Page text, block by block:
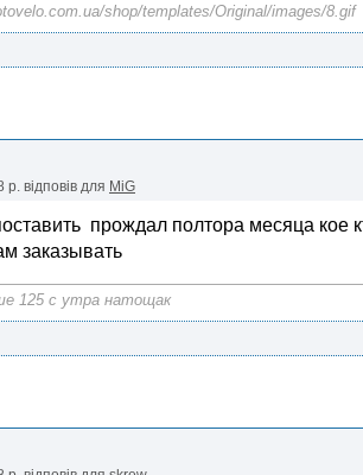
shop/templates/Original/images/8.gif
р. відповів для MiG
прождал полтора месяца кое
заказывать
125 с утра натощак